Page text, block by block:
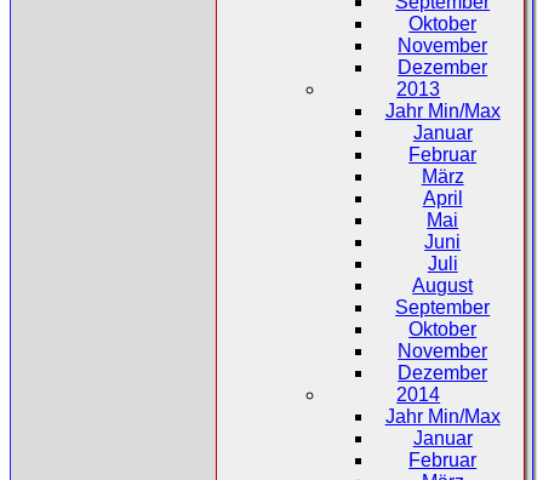
Oktober
November
Dezember
2013
Jahr Min/Max
Januar
Februar
März
April
Mai
Juni
Juli
August
September
Oktober
November
Dezember
2014
Jahr Min/Max
Januar
Februar